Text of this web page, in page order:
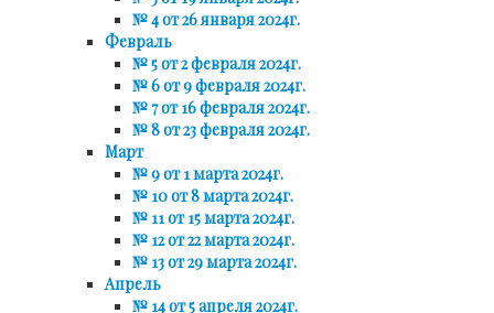
№ 4 от 26 января 2024г.
Февраль
№ 5 от 2 февраля 2024г.
№ 6 от 9 февраля 2024г.
№ 7 от 16 февраля 2024г.
№ 8 от 23 февраля 2024г.
Март
№ 9 от 1 марта 2024г.
№ 10 от 8 марта 2024г.
№ 11 от 15 марта 2024г.
№ 12 от 22 марта 2024г.
№ 13 от 29 марта 2024г.
Апрель
№ 14 от 5 апреля 2024г.